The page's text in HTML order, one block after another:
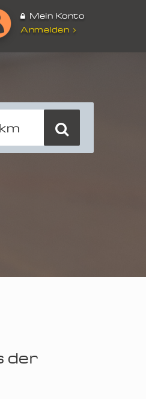
Mein Konto
Anmelden
der